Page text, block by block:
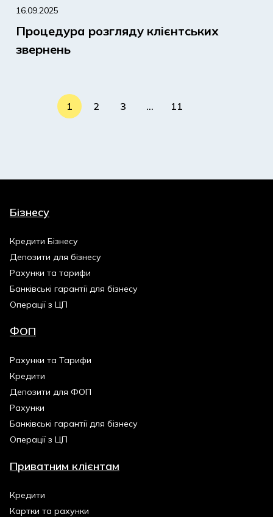
16.09.2025
Процедура розгляду клієнтських
звернень
1 2 3 … 11
Бізнесу
Кредити Бізнесу
Депозити для бізнесу
Рахунки та тарифи
Банківські гарантії для бізнесу
Операції з ЦП
ФОП
Рахунки та Тарифи
Кредити
Депозити для ФОП
Рахунки
Банківські гарантії для бізнесу
Операції з ЦП
Приватним клієнтам
Кредити
Картки та рахунки